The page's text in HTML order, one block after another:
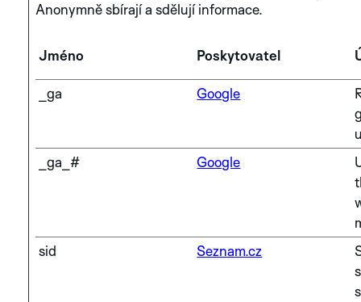
Anonymně sbírají a sdělují informace.
Jméno Poskytovatel
_ga Google
_ga_#
Google
sid
Seznam.cz